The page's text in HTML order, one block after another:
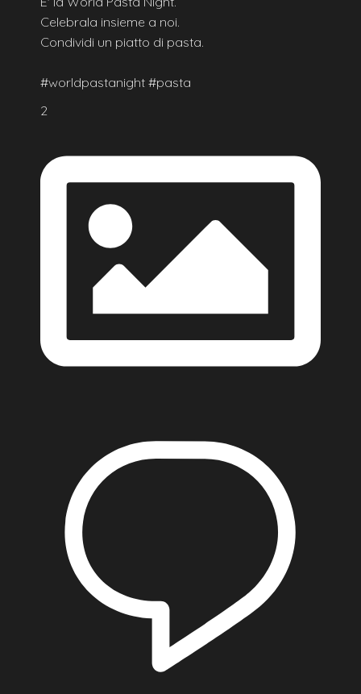
Celebrala insieme a noi.
Condividi un piatto di pasta.
#worldpastanight #pasta
2